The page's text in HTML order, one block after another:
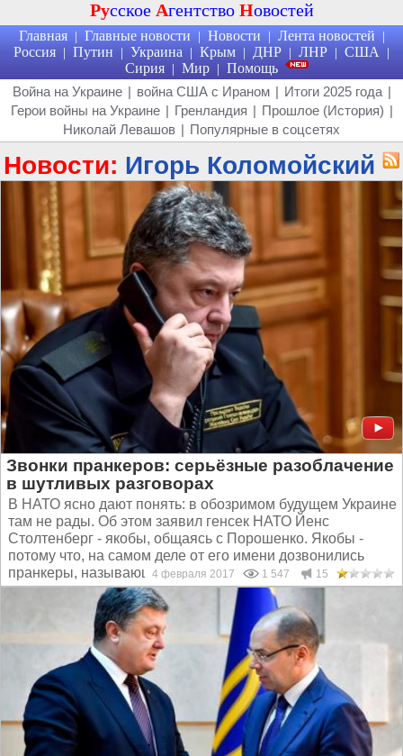
Русское Агентство Новостей
Главная | Главные новости | Новости | Лента новостей |
Россия | Путин | Украина | Крым | ДНР | ЛНР | США |
Сирия | Мир | Помощь
Война на Украине | война США с Ираном | Итоги 2025 года |
Герои войны на Украине | Гренландия | Прошлое (История) |
Николай Левашов | Популярные в соцсетях
Новости: Игорь Коломойский
Звонки пранкеров: серьёзные разоблачение
в шутливых разговорах
В НАТО ясно дают понять: в обозримом будущем Украине
там не рады. Об этом заявил генсек НАТО Йенс
Столтенберг - якобы, общаясь с Порошенко. Якобы -
потому что, на самом деле от его имени дозвонились
пранкеры, называющие себя Лексус и Вован. Пассаж...
4 февраля 2017 1 547 15